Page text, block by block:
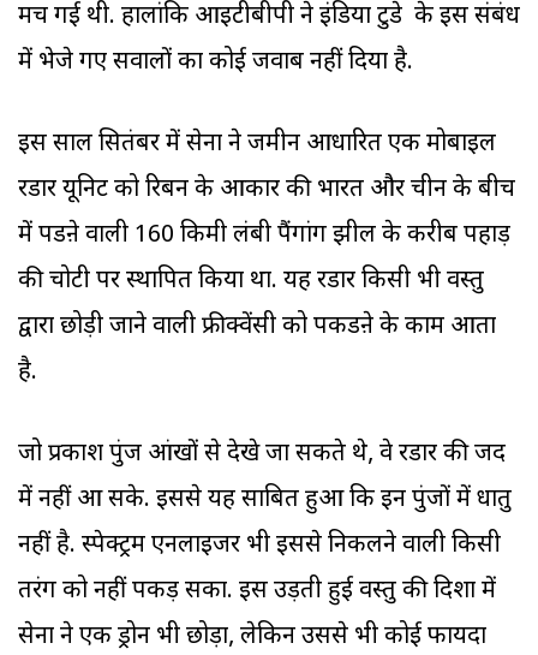
मच गई थी. हालांकि आइटीबीपी ने इंडिया टुडे के इस संबंध
में भेजे गए सवालों का कोई जवाब नहीं दिया है.
इस साल सितंबर में सेना ने जमीन आधारित एक मोबाइल
रडार यूनिट को रिबन के आकार की भारत और चीन के बीच
में पडऩे वाली 160 किमी लंबी पैंगांग झील के करीब पहाड़
की चोटी पर स्थापित किया था. यह रडार किसी भी वस्तु
द्वारा छोड़ी जाने वाली फ्रीक्वेंसी को पकडऩे के काम आता
है.
जो प्रकाश पुंज आंखों से देखे जा सकते थे, वे रडार की जद
में नहीं आ सके. इससे यह साबित हुआ कि इन पुंजों में धातु
नहीं है. स्पेक्ट्रम एनलाइजर भी इससे निकलने वाली किसी
तरंग को नहीं पकड़ सका. इस उड़ती हुई वस्तु की दिशा में
सेना ने एक ड्रोन भी छोड़ा, लेकिन उससे भी कोई फायदा